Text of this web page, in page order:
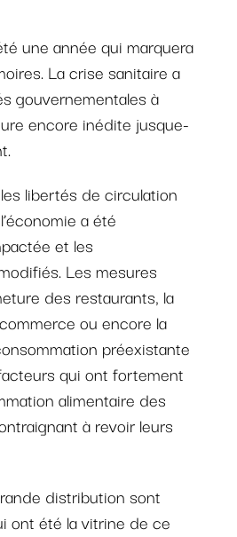
une année qui marquera
La crise sanitaire a
gouvernementales à
encore inédite jusque-
libertés de circulation
a été
et les
Les mesures
des restaurants, la
ou encore la
préexistante
qui ont fortement
alimentaire des
à revoir leurs
distribution sont
ont été la vitrine de ce